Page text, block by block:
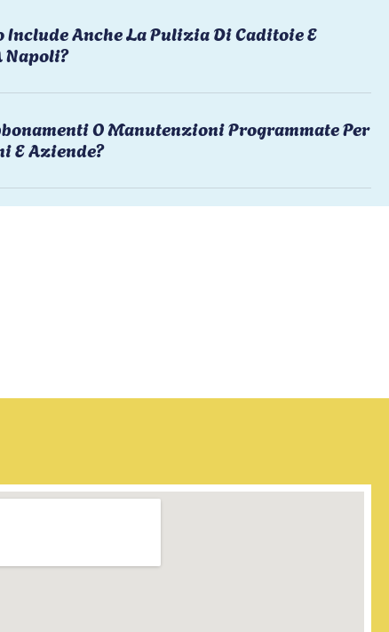
Include Anche La Pulizia Di Caditoie E
Napoli?
O Manutenzioni Programmate Per
E Aziende?